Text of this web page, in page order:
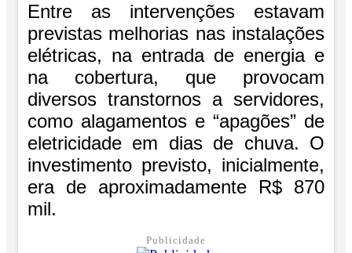
Entre as intervenções estavam
previstas melhorias nas instalações
elétricas, na entrada de energia e
na cobertura, que provocam
diversos transtornos a servidores,
como alagamentos e “apagões” de
eletricidade em dias de chuva. O
investimento previsto, inicialmente,
era de aproximadamente R$ 870
mil.
Publicidade